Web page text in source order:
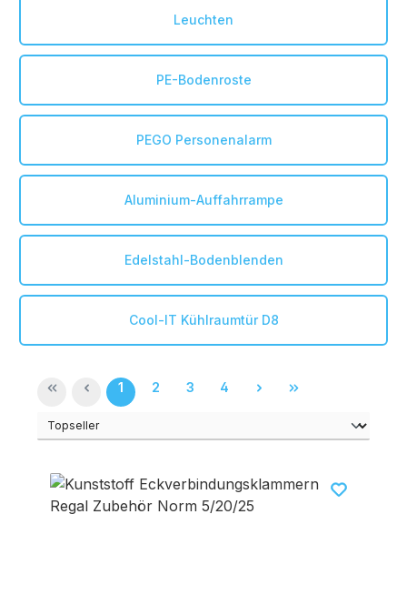
Leuchten
PE-Bodenroste
PEGO Personenalarm
Aluminium-Auffahrrampe
Edelstahl-Bodenblenden
Cool-IT Kühlraumtür D8
Seite
1 Seite
2 Seite
3 Seite
4